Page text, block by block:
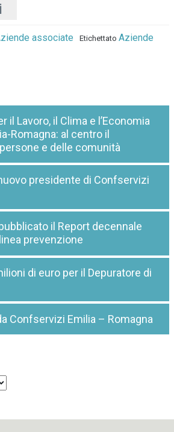
associate Etichettato Aziende
il Lavoro, il Clima e l’Economia
Romagna: al centro il
e delle comunità
presidente di Confservizi
il Report decennale
prevenzione
di euro per il Depuratore di
Confservizi Emilia – Romagna